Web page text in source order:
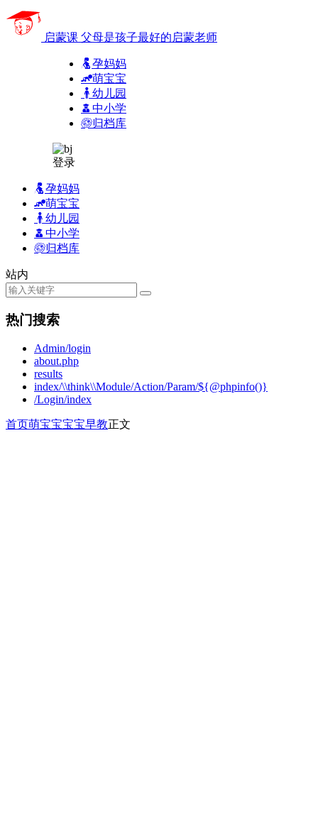
启蒙课 父母是孩子最好的启蒙老师
孕妈妈
萌宝宝
幼儿园
中小学
归档库
登录
孕妈妈
萌宝宝
幼儿园
中小学
归档库
站内
热门搜索
Admin/login
about.php
results
index/\\think\\Module/Action/Param/${@phpinfo()}
/Login/index
首页萌宝宝宝宝早教正文